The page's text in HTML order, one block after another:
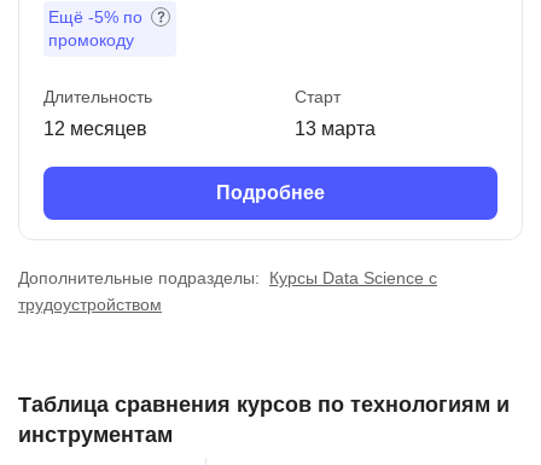
Ещё -5% по
промокоду
Длительность
12 месяцев
Старт
13 марта
Подробнее
Дополнительные подразделы:
Курсы Data Science с
трудоустройством
Таблица сравнения курсов по технологиям и
инструментам